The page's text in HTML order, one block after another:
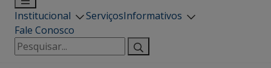
Institucional ServiçosInformativos
Fale Conosco
Pesquisar
por: